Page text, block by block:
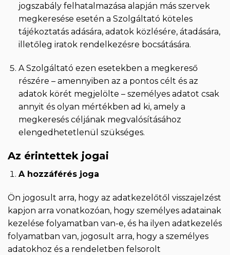
jogszabály felhatalmazása alapján más szervek
megkeresése esetén a Szolgáltató köteles
tájékoztatás adására, adatok közlésére, átadására,
illetőleg iratok rendelkezésre bocsátására.
A Szolgáltató ezen esetekben a megkereső
részére – amennyiben az a pontos célt és az
adatok körét megjelölte – személyes adatot csak
annyit és olyan mértékben ad ki, amely a
megkeresés céljának megvalósításához
elengedhetetlenül szükséges.
Az érintettek jogai
A hozzáférés joga
Ön jogosult arra, hogy az adatkezelőtől visszajelzést
kapjon arra vonatkozóan, hogy személyes adatainak
kezelése folyamatban van-e, és ha ilyen adatkezelés
folyamatban van, jogosult arra, hogy a személyes
adatokhoz és a rendeletben felsorolt